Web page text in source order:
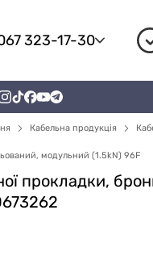
323-17-30
Кабельна продукція
модульний (1.5kN) 96F
прокладки,